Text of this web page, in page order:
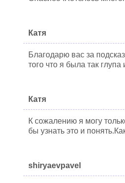
Катя
Благодарю вас за
того что я была так
Катя
К сожалению я могу
бы узнать это и
shiryaevpavel